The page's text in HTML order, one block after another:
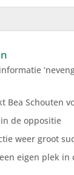
Bea Schouten
de oppositie
weer groot
eigen plek in